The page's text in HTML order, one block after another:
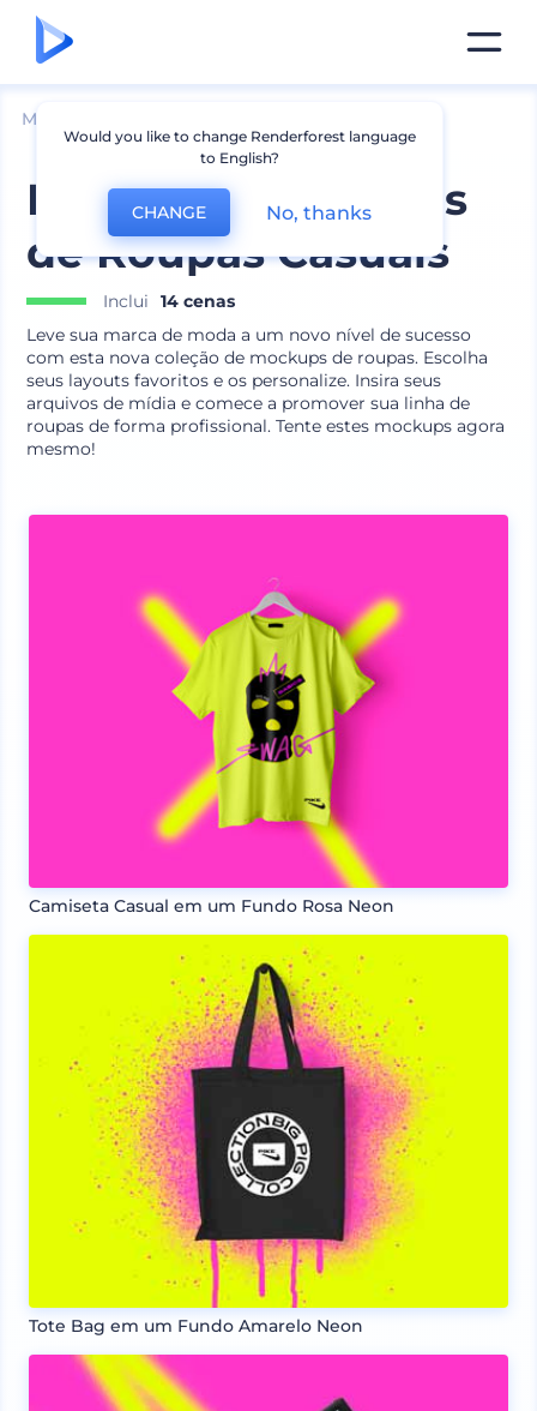
Mockups
Pacote para Marcas
de Roupas Casuais
Inclui
14 cenas
Leve sua marca de moda a um novo nível de sucesso
com esta nova coleção de mockups de roupas. Escolha
seus layouts favoritos e os personalize. Insira seus
arquivos de mídia e comece a promover sua linha de
roupas de forma profissional. Tente estes mockups agora
mesmo!
Camiseta Casual em um Fundo Rosa Neon
Tote Bag em um Fundo Amarelo Neon
Would you like to change Renderforest language
to English?
CHANGE No, thanks